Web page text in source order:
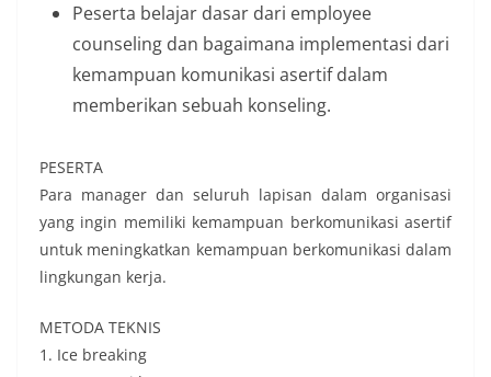
Peserta belajar dasar dari employee
counseling dan bagaimana implementasi dari
kemampuan komunikasi asertif dalam
memberikan sebuah konseling.
PESERTA
Para manager dan seluruh lapisan dalam organisasi
yang ingin memiliki kemampuan berkomunikasi asertif
untuk meningkatkan kemampuan berkomunikasi dalam
lingkungan kerja.
METODA TEKNIS
1. Ice breaking